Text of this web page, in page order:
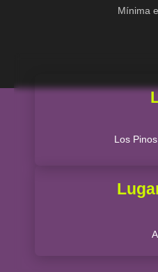
Mínima
Los